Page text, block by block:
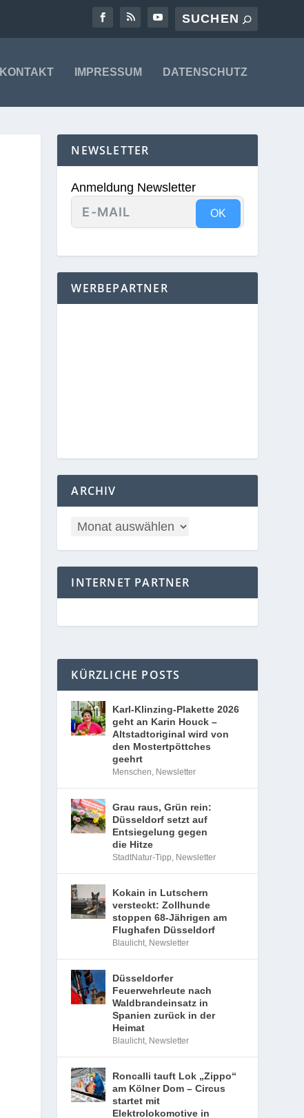
KONTAKT IMPRESSUM DATENSCHUTZ
NEWSLETTER
Anmeldung Newsletter
OK
WERBEPARTNER
ARCHIV
INTERNET PARTNER
KÜRZLICHE POSTS
Karl-Klinzing-Plakette 2026
geht an Karin Houck –
Altstadtoriginal wird von
den Mostertpöttches
geehrt
Menschen, Newsletter
Grau raus, Grün rein:
Düsseldorf setzt auf
Entsiegelung gegen
die Hitze
StadtNatur-Tipp, Newsletter
Kokain in Lutschern
versteckt: Zollhunde
stoppen 68-Jährigen am
Flughafen Düsseldorf
Blaulicht, Newsletter
Düsseldorfer
Feuerwehrleute nach
Waldbrandeinsatz in
Spanien zurück in der
Heimat
Blaulicht, Newsletter
Roncalli tauft Lok „Zippo“
am Kölner Dom – Circus
startet mit
Elektrolokomotive in